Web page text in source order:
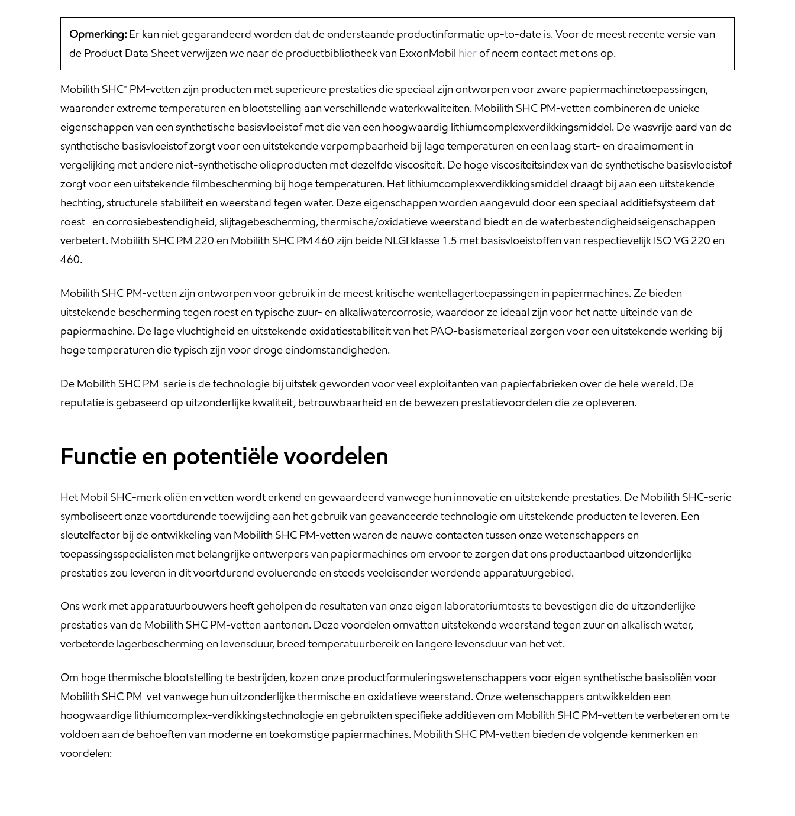
Opmerking: Er kan niet gegarandeerd worden dat de onderstaande productinformatie up-to-date is. Voor de meest recente versie van
de Product Data Sheet verwijzen we naar de productbibliotheek van ExxonMobil hierof neem contact met ons op.
Mobilith SHC™ PM-vetten zijn producten met superieure prestaties die speciaal zijn ontworpen voor zware papiermachinetoepassingen,
waaronder extreme temperaturen en blootstelling aan verschillende waterkwaliteiten. Mobilith SHC PM-vetten combineren de unieke
eigenschappen van een synthetische basisvloeistof met die van een hoogwaardig lithiumcomplexverdikkingsmiddel. De wasvrije aard van de
synthetische basisvloeistof zorgt voor een uitstekende verpompbaarheid bij lage temperaturen en een laag start- en draaimoment in
vergelijking met andere niet-synthetische olieproducten met dezelfde viscositeit. De hoge viscositeitsindex van de synthetische basisvloeistof
zorgt voor een uitstekende filmbescherming bij hoge temperaturen. Het lithiumcomplexverdikkingsmiddel draagt ​​bij aan een uitstekende
hechting, structurele stabiliteit en weerstand tegen water. Deze eigenschappen worden aangevuld door een speciaal additiefsysteem dat
roest- en corrosiebestendigheid, slijtagebescherming, thermische/oxidatieve weerstand biedt en de waterbestendigheidseigenschappen
verbetert. Mobilith SHC PM 220 en Mobilith SHC PM 460 zijn beide NLGI klasse 1.5 met basisvloeistoffen van respectievelijk ISO VG 220 en
460.
Mobilith SHC PM-vetten zijn ontworpen voor gebruik in de meest kritische wentellagertoepassingen in papiermachines. Ze bieden
uitstekende bescherming tegen roest en typische zuur- en alkaliwatercorrosie, waardoor ze ideaal zijn voor het natte uiteinde van de
papiermachine. De lage vluchtigheid en uitstekende oxidatiestabiliteit van het PAO-basismateriaal zorgen voor een uitstekende werking bij
hoge temperaturen die typisch zijn voor droge eindomstandigheden.
De Mobilith SHC PM-serie is de technologie bij uitstek geworden voor veel exploitanten van papierfabrieken over de hele wereld. De
reputatie is gebaseerd op uitzonderlijke kwaliteit, betrouwbaarheid en de bewezen prestatievoordelen die ze opleveren.
Functie en potentiële voordelen
Het Mobil SHC-merk oliën en vetten wordt erkend en gewaardeerd vanwege hun innovatie en uitstekende prestaties. De Mobilith SHC-serie
symboliseert onze voortdurende toewijding aan het gebruik van geavanceerde technologie om uitstekende producten te leveren. Een
sleutelfactor bij de ontwikkeling van Mobilith SHC PM-vetten waren de nauwe contacten tussen onze wetenschappers en
toepassingsspecialisten met belangrijke ontwerpers van papiermachines om ervoor te zorgen dat ons productaanbod uitzonderlijke
prestaties zou leveren in dit voortdurend evoluerende en steeds veeleisender wordende apparatuurgebied.
Ons werk met apparatuurbouwers heeft geholpen de resultaten van onze eigen laboratoriumtests te bevestigen die de uitzonderlijke
prestaties van de Mobilith SHC PM-vetten aantonen. Deze voordelen omvatten uitstekende weerstand tegen zuur en alkalisch water,
verbeterde lagerbescherming en levensduur, breed temperatuurbereik en langere levensduur van het vet.
Om hoge thermische blootstelling te bestrijden, kozen onze productformuleringswetenschappers voor eigen synthetische basisoliën voor
Mobilith SHC PM-vet vanwege hun uitzonderlijke thermische en oxidatieve weerstand. Onze wetenschappers ontwikkelden een
hoogwaardige lithiumcomplex-verdikkingstechnologie en gebruikten specifieke additieven om Mobilith SHC PM-vetten te verbeteren om te
voldoen aan de behoeften van moderne en toekomstige papiermachines. Mobilith SHC PM-vetten bieden de volgende kenmerken en
voordelen: